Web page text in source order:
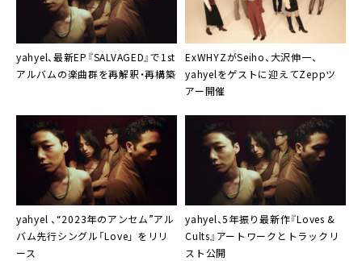
yahyel、最新EP『SALVAGED』で1st
アルバムの楽曲群を再解釈・再構築
ExWHYZがSeiho、大沢伸一、
yahyelをゲストに迎えてZeppツ
アー開催
yahyel 、“2023年のアンセム”アル
バム先行シングル「Love」 をリリ
ース
yahyel、5年振り最新作『Loves &
Cults』アートワークとトラックリ
スト公開